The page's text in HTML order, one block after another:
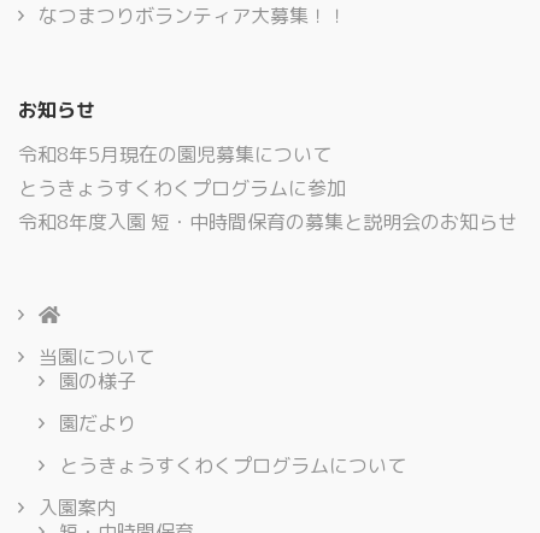
なつまつりボランティア大募集！！
お知らせ
令和8年5月現在の園児募集について
とうきょうすくわくプログラムに参加
令和8年度入園 短・中時間保育の募集と説明会のお知らせ
当園について
園の様子
園だより
とうきょうすくわくプログラムについて
入園案内